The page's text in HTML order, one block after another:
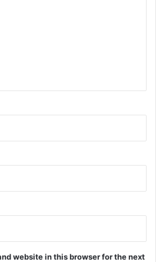
website in this browser for the next